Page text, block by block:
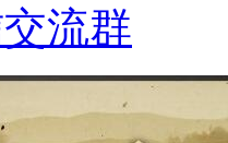
流群